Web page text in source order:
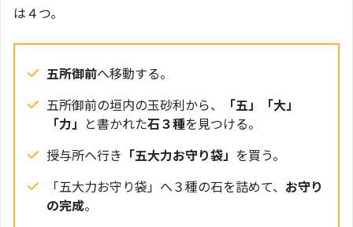
は４つ。
五所御前へ移動する。
五所御前の垣内の玉砂利から、
「五」「大」
「力」 と書かれた石３種を見つける。
授与所へ行き 「五大力お守り袋」 を買う。
「五大力お守り袋」へ３種の石を詰めて、 お守り
の完成。